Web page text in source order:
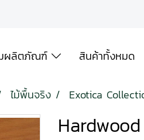
ผลิตภัณฑ์ สินค้าทั้งหมด
ไม้พื้นจริง Exotica